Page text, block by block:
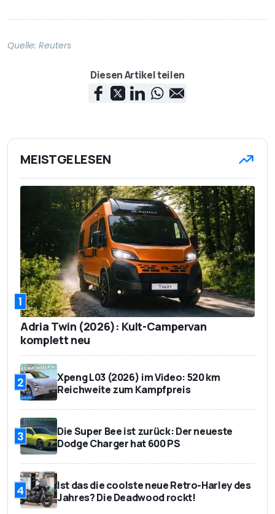
Quelle: Reuters
Diesen Artikel teilen
MEISTGELESEN
1
Adria Twin (2026): Kult-Campervan
komplett neu
2
Xpeng L03 (2026) im Video: 520 km
Reichweite zum Kampfpreis
3
Die Super Bee ist zurück: Der neueste
Dodge Charger hat 600 PS
4
Ist das die coolste neue Retro-Harley des
Jahres? Die Deadwood rockt!